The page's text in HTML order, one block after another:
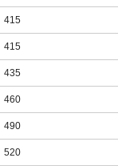
415
415
435
460
490
520